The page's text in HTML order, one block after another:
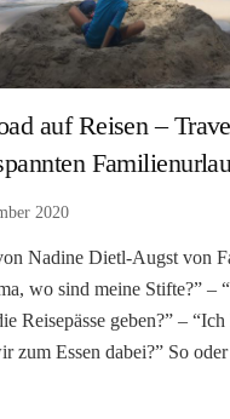
auf Reisen –
2020
Nadine Dietl-Augst von
wo sind meine Stifte?” –
Reisepässe geben?” –
zum Essen dabei?” So